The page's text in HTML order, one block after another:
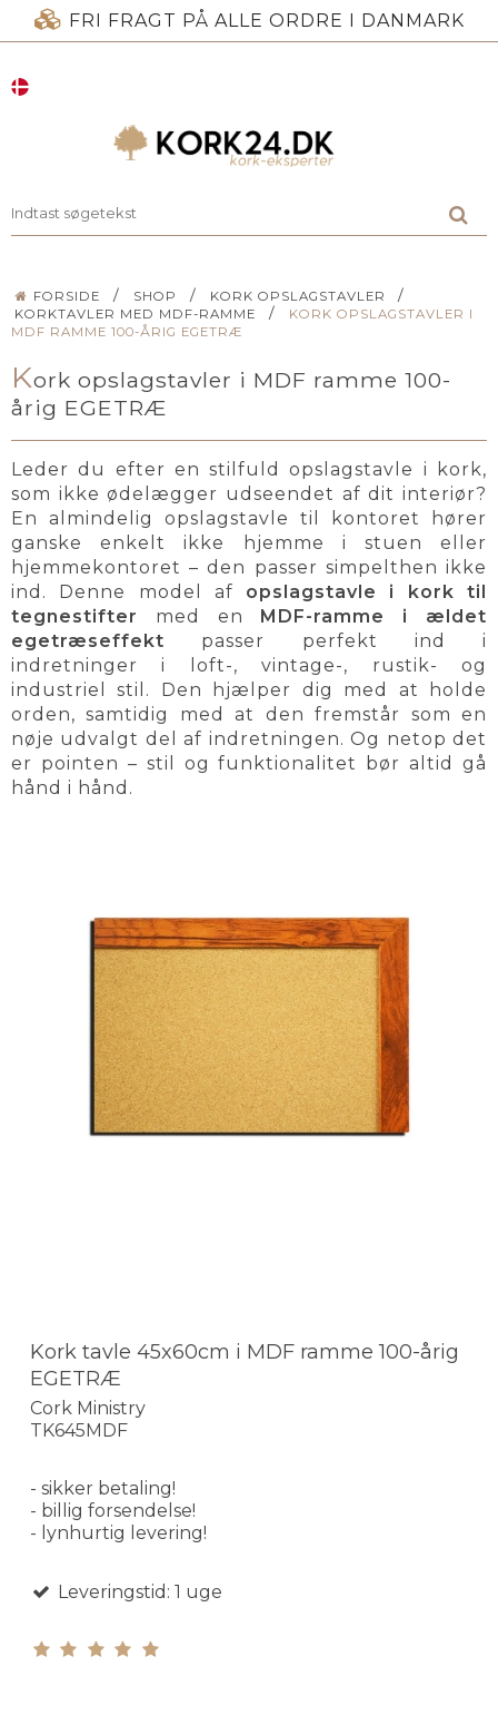
FRI FRAGT PÅ ALLE ORDRE I DANMARK
FORSIDE / SHOP / KORK OPSLAGSTAVLER /
KORKTAVLER MED MDF-RAMME /
KORK OPSLAGSTAVLER I
MDF RAMME 100-ÅRIG EGETRÆ
Kork opslagstavler i MDF ramme 100-
årig EGETRÆ
Leder du efter en stilfuld opslagstavle i kork,
som ikke ødelægger udseendet af dit interiør?
En almindelig opslagstavle til kontoret hører
ganske enkelt ikke hjemme i stuen eller
hjemmekontoret – den passer simpelthen ikke
ind. Denne model af opslagstavle i kork til
tegnestifter
med en
MDF-ramme i ældet
egetræseffekt passer perfekt ind i
indretninger i loft-, vintage-, rustik- og
industriel stil. Den hjælper dig med at holde
orden, samtidig med at den fremstår som en
nøje udvalgt del af indretningen. Og netop det
er pointen – stil og funktionalitet bør altid gå
hånd i hånd.
Kork tavle 45x60cm i MDF ramme 100-årig
EGETRÆ
Cork Ministry
TK645MDF
- sikker betaling!
- billig forsendelse!
- lynhurtig levering!
Leveringstid: 1 uge